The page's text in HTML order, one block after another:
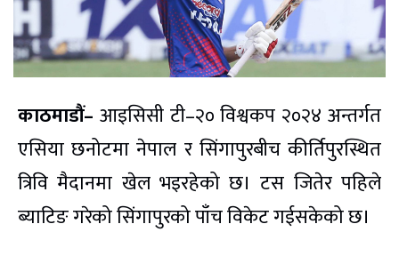
काठमाडौं– आइसिसी टी–२० विश्वकप २०२४ अन्तर्गत
एसिया छनोटमा नेपाल र सिंगापुरबीच कीर्तिपुरस्थित
त्रिवि मैदानमा खेल भइरहेको छ। टस जितेर पहिले
ब्याटिङ गरेको सिंगापुरको पाँच विकेट गईसकेको छ।